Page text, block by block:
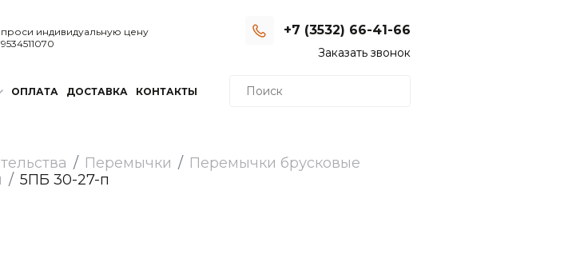
индивидуальную цену
+7 (3532) 66-41-66
В будни с 8:00 до 17:00
ОПЛАТА ДОСТАВКА КОНТАКТЫ
Перемычки
Перемычки брусковые
5ПБ 30-27-п